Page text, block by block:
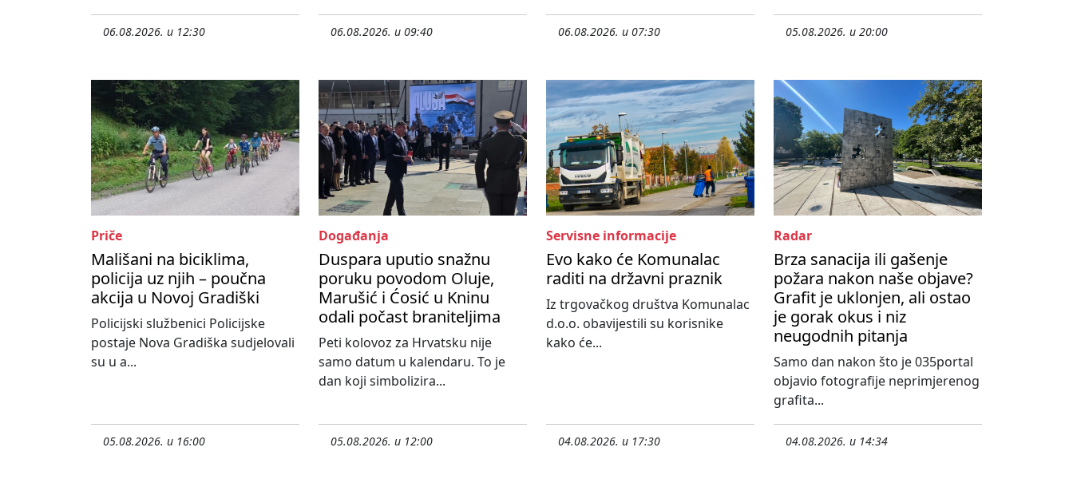
06.08.2026. u 12:30 06.08.2026. u 09:40 06.08.2026. u 07:30 05.08.2026. u 20:00
Priče
Mališani na biciklima,
policija uz njih – poučna
akcija u Novoj Gradiški
Policijski službenici Policijske
postaje Nova Gradiška sudjelovali
su u a...
05.08.2026. u 16:00
Događanja
Duspara uputio snažnu
poruku povodom Oluje,
Marušić i Ćosić u Kninu
odali počast braniteljima
Peti kolovoz za Hrvatsku nije
samo datum u kalendaru. To je
dan koji simbolizira...
05.08.2026. u 12:00
Servisne informacije
Evo kako će Komunalac
raditi na državni praznik
Iz trgovačkog društva Komunalac
d.o.o. obavijestili su korisnike
kako će...
04.08.2026. u 17:30
Radar
Brza sanacija ili gašenje
požara nakon naše objave?
Grafit je uklonjen, ali ostao
je gorak okus i niz
neugodnih pitanja
Samo dan nakon što je 035portal
objavio fotografije neprimjerenog
grafita...
04.08.2026. u 14:34